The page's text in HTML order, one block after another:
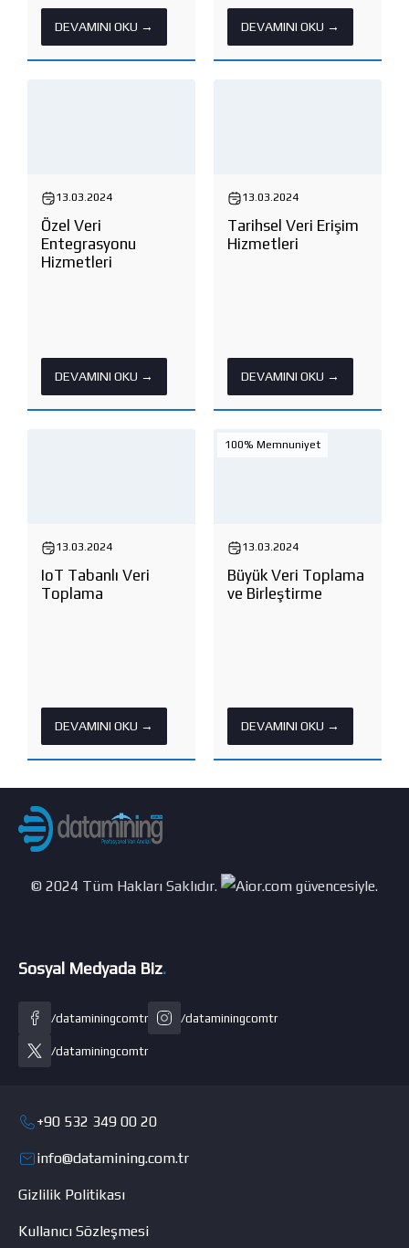
etkin bir şekilde
toplamasına ve analiz
süreçlerine hazır hale
getirmesine olanak
DEVAMINI OKU → DEVAMINI OKU →
13.03.2024
Özel Veri
Entegrasyonu
Hizmetleri
DEVAMINI OKU →
13.03.2024
Tarihsel Veri Erişim
Hizmetleri
DEVAMINI OKU →
13.03.2024
IoT Tabanlı Veri
Toplama
DEVAMINI OKU →
100% Memnuniyet
13.03.2024
Büyük Veri Toplama
ve Birleştirme
DEVAMINI OKU →
© 2024 Tüm Hakları Saklıdır. güvencesiyle.
Sosyal Medyada Biz.
/dataminingcomtr /dataminingcomtr
/dataminingcomtr
+90 532 349 00 20
info@datamining.com.tr
Gizlilik Politikası
Kullanıcı Sözleşmesi